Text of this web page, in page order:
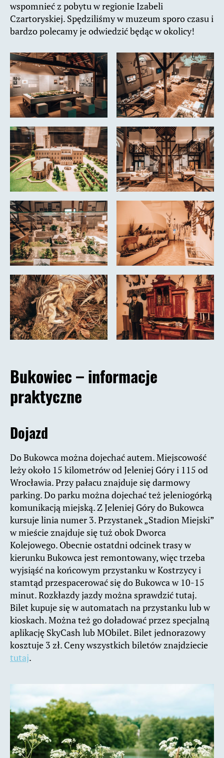
wspomnieć z pobytu w regionie Izabeli
Czartoryskiej. Spędziliśmy w muzeum sporo czasu i
bardzo polecamy je odwiedzić będąc w okolicy!
Bukowiec – informacje
praktyczne
Dojazd
Do Bukowca można dojechać autem. Miejscowość
leży około 15 kilometrów od Jeleniej Góry i 115 od
Wrocławia. Przy pałacu znajduje się darmowy
parking. Do parku można dojechać też jeleniogórką
komunikacją miejską. Z Jeleniej Góry do Bukowca
kursuje linia numer 3. Przystanek „Stadion Miejski”
w mieście znajduje się tuż obok Dworca
Kolejowego. Obecnie ostatdni odcinek trasy w
kierunku Bukowca jest remontowany, więc trzeba
wyjsiąść na końcowym przystanku w Kostrzycy i
stamtąd przespacerować się do Bukowca w 10-15
minut. Rozkłazdy jazdy można sprawdzić tutaj.
Bilet kupuje się w automatach na przystanku lub w
kioskach. Można też go doładować przez specjalną
aplikację SkyCash lub MObilet. Bilet jednorazowy
kosztuje 3 zł. Ceny wszystkich biletów znajdziecie
tutaj.